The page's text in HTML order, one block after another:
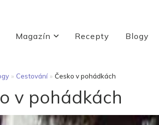
Magazín Recepty Blogy
» Cestování » Česko v pohádkách
v pohádkách